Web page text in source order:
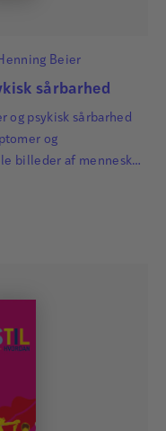
Beier
sårbarhed
og psykisk sårbarhed
og
billeder af mennesker
beskrive nogle